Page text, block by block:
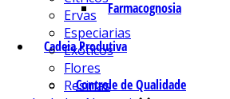
Farmacognosia
Cadeia Produtiva
Controle de Qualidade
Ervas
Especiarias
Exóticos
Flores
Resinas